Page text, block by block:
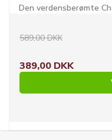
Den verdensberømte
589,00 DKK
389,00 DKK